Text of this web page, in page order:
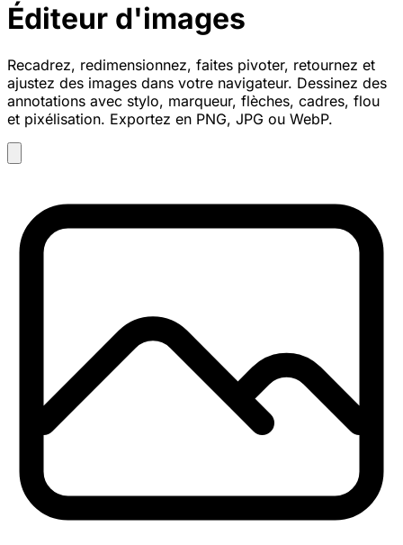
Éditeur d'images
Recadrez, redimensionnez, faites pivoter, retournez et
ajustez des images dans votre navigateur. Dessinez des
annotations avec stylo, marqueur, flèches, cadres, flou
et pixélisation. Exportez en PNG, JPG ou WebP.